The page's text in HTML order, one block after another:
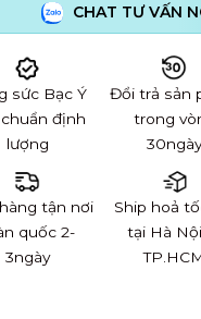
CHAT TƯ VẤN
sức Bạc Ý
định
lượng
Đổi trả sản
trong
tận nơi
quốc 2-
3ngày
Ship hoả
tại Hà